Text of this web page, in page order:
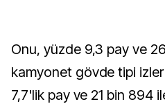
Onu, yüzde 9,3 pay ve
kamyonet gövde tipi
7,7'lik pay ve 21 bin 894